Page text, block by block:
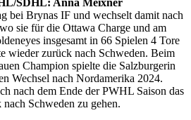
bei Brynas IF und wechselt damit nach
sie für die Ottawa Charge und am
insgesamt in 66 Spielen 4 Tore
wieder zurück nach Schweden. Beim
Champion spielte die Salzburgerin
Wechsel nach Nordamerika 2024.
nach dem Ende der PWHL Saison das
Schweden zu gehen.